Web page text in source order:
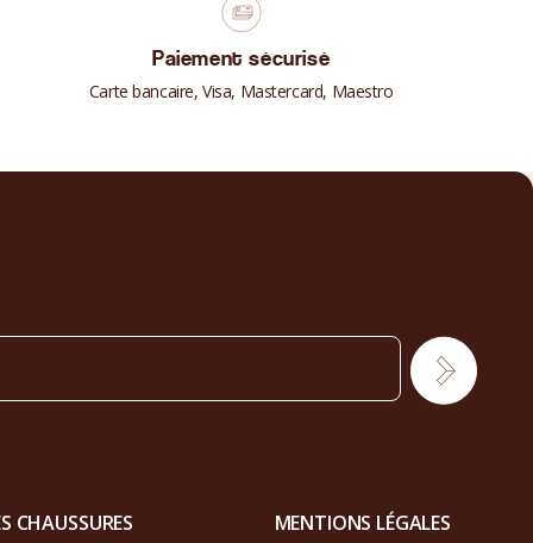
Paiement sécurisé
Carte bancaire, Visa, Mastercard, Maestro
CHAUSSURES MENTIONS LÉGALES